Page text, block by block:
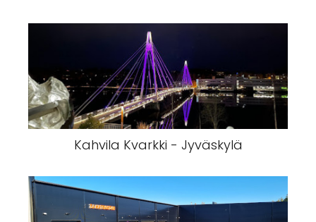
Kahvila Kvarkki - Jyväskylä